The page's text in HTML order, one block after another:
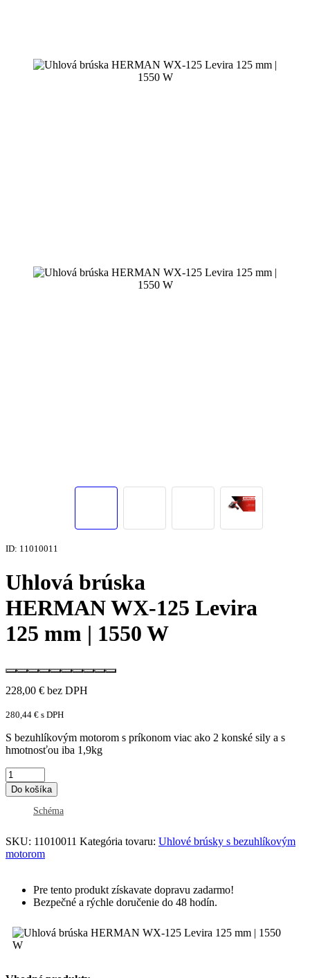
ID: 11010011
Uhlová brúska
HERMAN WX-125 Levira
125 mm | 1550 W
228,00 € bez DPH
280,44 € s DPH
S bezuhlíkovým motorom s príkonom viac ako 2 konské sily a s
hmotnosťou iba 1,9kg
Do košíka
Schéma
SKU: 11010011 Kategória tovaru: Uhlové brúsky s bezuhlíkovým
motorom
Pre tento produkt získavate dopravu zadarmo!
Bezpečné a rýchle doručenie do 48 hodín.